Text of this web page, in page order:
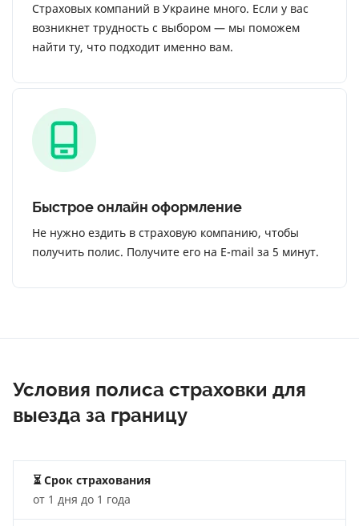
Страховых компаний в Украине много. Если у вас
возникнет трудность с выбором — мы поможем
найти ту, что подходит именно вам.
Быстрое онлайн оформление
Не нужно ездить в страховую компанию, чтобы
получить полис. Получите его на E-mail за 5 минут.
Условия полиса страховки для
выезда за границу
⏳ Срок страхования
от 1 дня до 1 года